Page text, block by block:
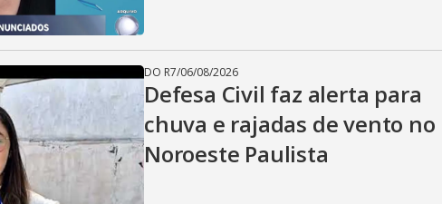
DO R7/06/08/2026
Defesa Civil faz alerta para
chuva e rajadas de vento no
Noroeste Paulista